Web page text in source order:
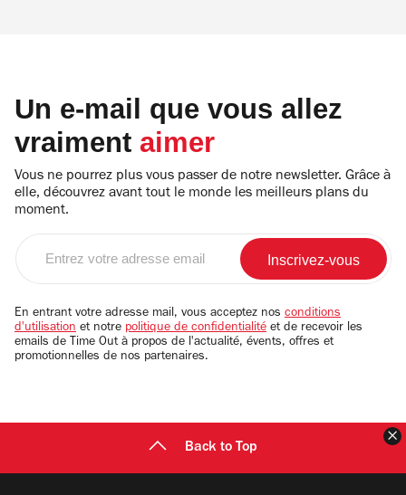
Un e-mail que vous allez
vraiment aimer
Vous ne pourrez plus vous passer de notre newsletter. Grâce à
elle, découvrez avant tout le monde les meilleurs plans du
moment.
email
En entrant votre adresse mail, vous acceptez nos conditions
d'utilisation et notre politique de confidentialité et de recevoir les
emails de Time Out à propos de l'actualité, évents, offres et
promotionnelles de nos partenaires.
Back to Top